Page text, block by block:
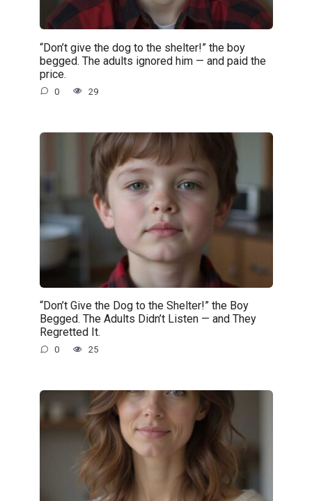
“Don’t give the dog to the shelter!” the boy
begged. The adults ignored him — and paid the
price.
0 29
“Don’t Give the Dog to the Shelter!” the Boy
Begged. The Adults Didn’t Listen — and They
Regretted It.
0 25